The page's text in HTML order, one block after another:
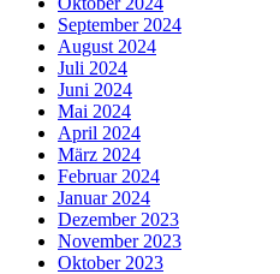
September 2024
August 2024
Juli 2024
Juni 2024
Mai 2024
April 2024
März 2024
Februar 2024
Januar 2024
Dezember 2023
November 2023
Oktober 2023